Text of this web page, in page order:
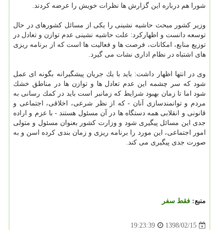
شورا هم درباره این گزارش ها نظرات خویش را عرضه كردند.
وزیر كشور مبحث حاشیه نشینی را یكی از مسائل كشورهای در حال
توسعه دانست و اظهاركرد: علت حاشیه نشینی عدم توازن و تعادل در
توزیع منابع، امكانات، فرصت ها و فعالیت ها است كه از برنامه ریزی
های اشتباه در نظام اداری نشات می گیرد.
وی در انتها اظهار داشت: باید با یك جریان پیشگیرانه بگونه ای عمل
شود كه سر چشمه این عدم تعادل ها و توازن ها در مناطق خشك
شود اما تا زمان بهبود شرایط كه زمانبر است باید در كمك رسانی به
مردم و توانمندسازی آنان - كه از نظر شرعی، اخلاقی، اجتماعی و
قانونی و انقلابی همه دستگاه ها در آن مسئول هستند - با عزم و اراده
جدی این مسائل پیگیری شود و وزارت كشور بعنوان مسئول و متولی
امور اجتماعی، این مورد را برنامه ریزی و زمان بندی كرده اسن و به
صورت جدی پیگیری می كند.
منبع: فقط سفر
1398/02/15
19:23:39